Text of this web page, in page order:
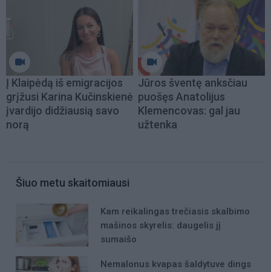
Į Klaipėdą iš emigracijos
grįžusi Karina Kučinskienė
įvardijo didžiausią savo
norą
Jūros šventę anksčiau
puošęs Anatolijus
Klemencovas: gal jau
užtenka
Šiuo metu skaitomiausi
Kam reikalingas trečiasis skalbimo
mašinos skyrelis: daugelis jį
sumaišo
Nemalonus kvapas šaldytuve dings